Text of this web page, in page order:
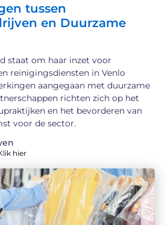
tussen
en Duurzame
staat om haar inzet voor
reinigingsdiensten in Venlo
aangegaan met duurzame
richten zich op het
en het bevorderen van
voor de sector.
hier